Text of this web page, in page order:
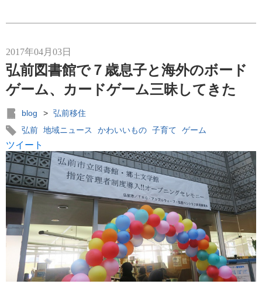
2017年04月03日
弘前図書館で７歳息子と海外のボード
ゲーム、カードゲーム三昧してきた
blog > 弘前移住
弘前 地域ニュース かわいいもの 子育て ゲーム
ツイート